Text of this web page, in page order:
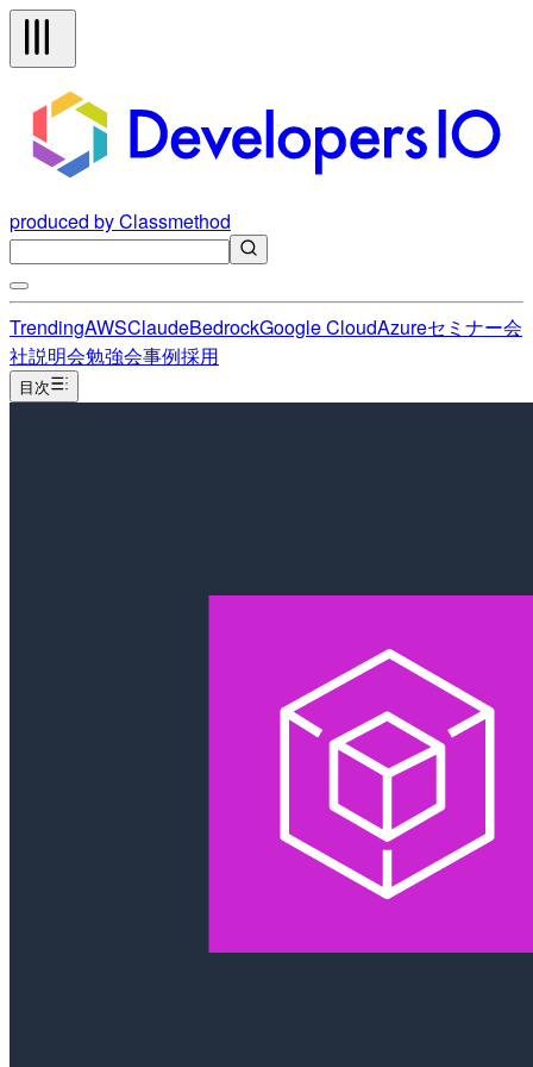
produced by Classmethod
TrendingAWSClaudeBedrockGoogle CloudAzureセミナー会
社説明会勉強会事例採用
目次